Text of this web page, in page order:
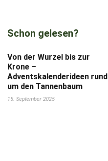
Schon gelesen?
Von der Wurzel bis zur
Krone –
Adventskalenderideen rund
um den Tannenbaum
15. September 2025